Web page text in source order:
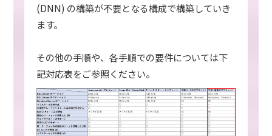
(DNN) の構築が不要となる構成で構築していき
ます。
その他の手順や、各手順での要件については下
記対応表をご参照ください。